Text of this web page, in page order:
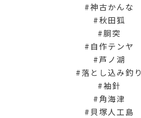
神古かんな
秋田狐
胴突
自作テンヤ
芦ノ湖
落とし込み釣り
袖針
角海津
貝塚人工島